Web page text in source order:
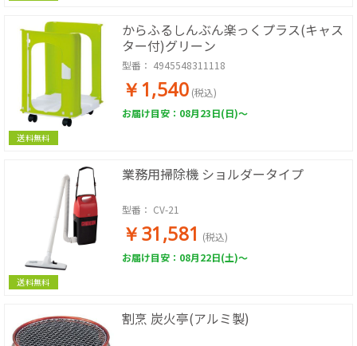
送料無料
からふるしんぶん楽っくプラス(キャス
ター付)グリーン
型番： 4945548311118
￥1,540 (税込)
お届け目安：08月23日(日)～
送料無料
業務用掃除機 ショルダータイプ
型番： CV-21
￥31,581 (税込)
お届け目安：08月22日(土)～
割烹 炭火亭(アルミ製)